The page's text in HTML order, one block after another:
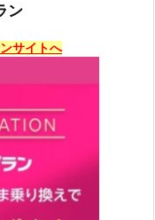
ン
サイトへ